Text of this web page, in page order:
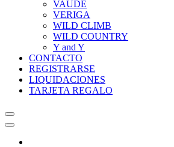
VAUDE
VERIGA
WILD CLIMB
WILD COUNTRY
Y and Y
CONTACTO
REGISTRARSE
LIQUIDACIONES
TARJETA REGALO